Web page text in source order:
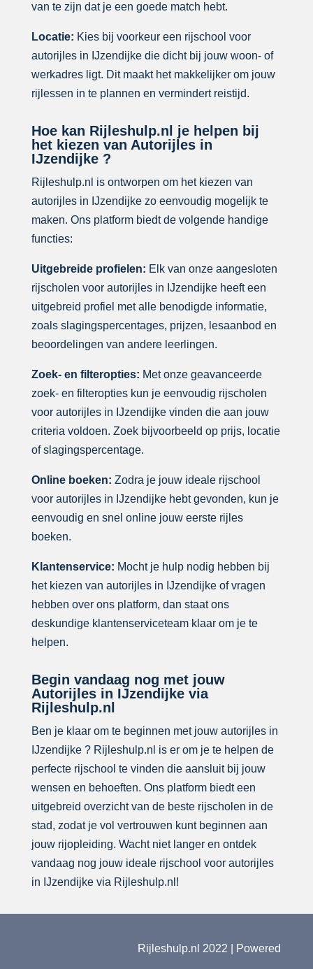
van te zijn dat je een goede match hebt.
Locatie: Kies bij voorkeur een rijschool voor
autorijles in IJzendijke die dicht bij jouw woon- of
werkadres ligt. Dit maakt het makkelijker om jouw
rijlessen in te plannen en vermindert reistijd.
Hoe kan Rijleshulp.nl je helpen bij
het kiezen van Autorijles in
IJzendijke ?
Rijleshulp.nl is ontworpen om het kiezen van
autorijles in IJzendijke zo eenvoudig mogelijk te
maken. Ons platform biedt de volgende handige
functies:
Uitgebreide profielen: Elk van onze aangesloten
rijscholen voor autorijles in IJzendijke heeft een
uitgebreid profiel met alle benodigde informatie,
zoals slagingspercentages, prijzen, lesaanbod en
beoordelingen van andere leerlingen.
Zoek- en filteropties: Met onze geavanceerde
zoek- en filteropties kun je eenvoudig rijscholen
voor autorijles in IJzendijke vinden die aan jouw
criteria voldoen. Zoek bijvoorbeeld op prijs, locatie
of slagingspercentage.
Online boeken: Zodra je jouw ideale rijschool
voor autorijles in IJzendijke hebt gevonden, kun je
eenvoudig en snel online jouw eerste rijles
boeken.
Klantenservice: Mocht je hulp nodig hebben bij
het kiezen van autorijles in IJzendijke of vragen
hebben over ons platform, dan staat ons
deskundige klantenserviceteam klaar om je te
helpen.
Begin vandaag nog met jouw
Autorijles in IJzendijke via
Rijleshulp.nl
Ben je klaar om te beginnen met jouw autorijles in
IJzendijke ? Rijleshulp.nl is er om je te helpen de
perfecte rijschool te vinden die aansluit bij jouw
wensen en behoeften. Ons platform biedt een
uitgebreid overzicht van de beste rijscholen in de
stad, zodat je vol vertrouwen kunt beginnen aan
jouw rijopleiding. Wacht niet langer en ontdek
vandaag nog jouw ideale rijschool voor autorijles
in IJzendijke via Rijleshulp.nl!
Rijleshulp.nl 2022 | Powered